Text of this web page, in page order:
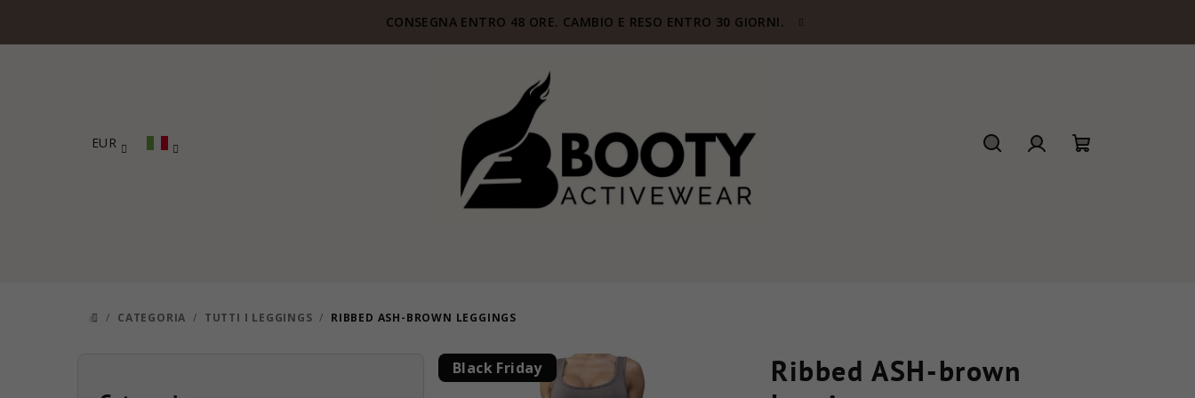
CONSEGNA ENTRO 48 ORE. CAMBIO E RESO ENTRO 30 GIORNI.
EUR
CASA
/ CATEGORIA / TUTTI I LEGGINGS / RIBBED ASH-BROWN LEGGINGS
Ribbed ASH-brown
Black Friday